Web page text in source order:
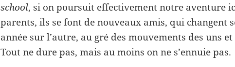
school, si on poursuit effectivement notre aventure
parents, ils se font de nouveaux amis, qui changent
année sur l’autre, au gré des mouvements des uns
Tout ne dure pas, mais au moins on ne s’ennuie pas.